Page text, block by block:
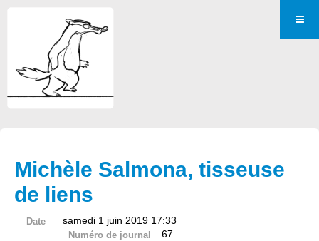
Michèle Salmona, tisseuse
de liens
Date samedi 1 juin 2019 17:33
Numéro de journal 67